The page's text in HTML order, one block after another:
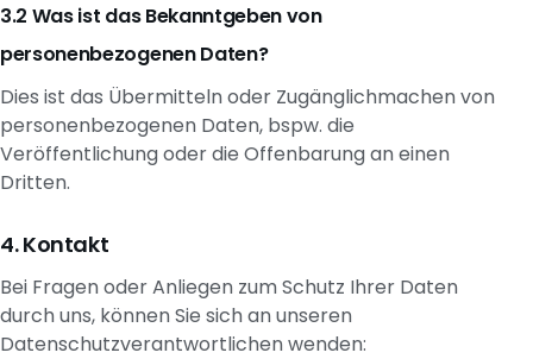
Was ist das Bekanntgeben von
personenbezogenen Daten?
Dies ist das Übermitteln oder Zugänglichmachen von
personenbezogenen Daten, bspw. die
Veröffentlichung oder die Offenbarung an einen
Dritten.
Kontakt
Bei Fragen oder Anliegen zum Schutz Ihrer Daten
durch uns, können Sie sich an unseren
Datenschutzverantwortlichen wenden: